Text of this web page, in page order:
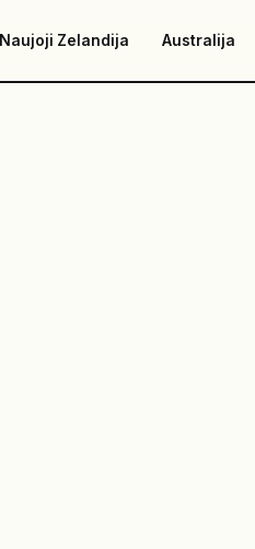
Naujoji Zelandija Australija